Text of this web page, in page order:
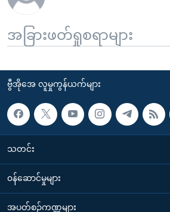
အခြားဖတ်ရှုစရာများ
ဗွီအိုအေ လူမှုကွန်ယက်များ
သတင်း
၀န်ဆောင်မှုများ
အပတ်စဉ်ကဏ္ဍများ